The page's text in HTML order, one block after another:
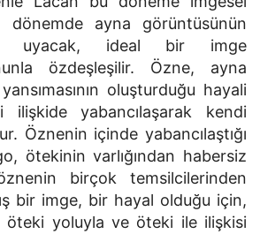
ayna görüntüsünün
uyacak, ideal bir imge
özdeşleşilir. Özne, ayna
oluşturduğu hayali
yabancılaşarak kendi
Öznenin içinde yabancılaştığı
ötekinin varlığından habersiz
birçok temsilcilerinden
bir imge, bir hayal olduğu için,
öteki yoluyla ve öteki ile ilişkisi